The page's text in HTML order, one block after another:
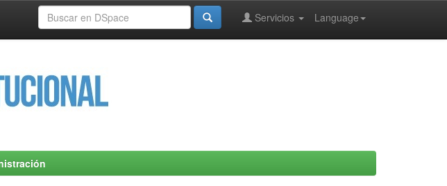
Language
Servicios